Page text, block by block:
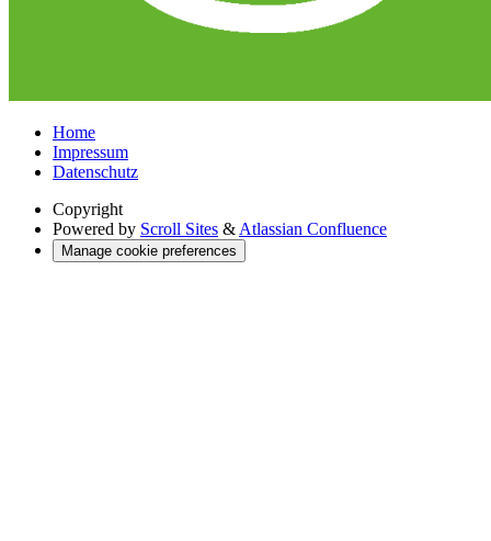
Home
Impressum
Datenschutz
Copyright
Powered by Scroll Sites & Atlassian Confluence
Manage cookie preferences